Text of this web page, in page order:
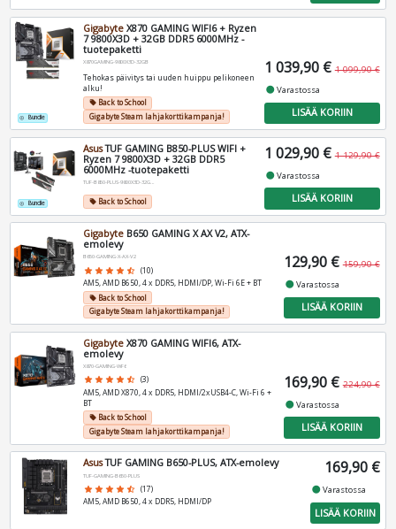
add_circle_outline Bundle
Gigabyte X870 GAMING WIFI6 + Ryzen
7 9800X3D + 32GB DDR5 6000MHz -
tuotepaketti
X870GAMING-9800X3D-32GB
Tehokas päivitys tai uuden huippu pelikoneen
alku!
local_offerBack to School
Gigabyte Steam lahjakorttikampanja!
1 039,90 € 1 099,90 €
fiber_manual_recordVarastossa
LISÄÄ KORIIN
add_circle_outline Bundle
AsusTUF GAMING B850-PLUS WIFI +
Ryzen 7 9800X3D + 32GB DDR5
6000MHz -tuotepaketti
TUF-B850-PLUS-9800X3D-32GBK
local_offerBack to School
1 029,90 € 1 129,90 €
fiber_manual_recordVarastossa
LISÄÄ KORIIN
Gigabyte B650 GAMING X AX V2, ATX-
emolevy
B650-GAMING-X-AX-V2
star star star star star_half (10)
AM5, AMD B650, 4 x DDR5, HDMI/DP, Wi-Fi 6E + BT
local_offerBack to School
Gigabyte Steam lahjakorttikampanja!
129,90 € 159,90 €
fiber_manual_recordVarastossa
LISÄÄ KORIIN
Gigabyte X870 GAMING WIFI6, ATX-
emolevy
X870-GAMING-WF6
star star star star star_half (3)
AM5, AMD X870, 4 x DDR5, HDMI/2xUSB4-C, Wi-Fi 6 +
BT
local_offerBack to School
Gigabyte Steam lahjakorttikampanja!
169,90 € 224,90 €
fiber_manual_recordVarastossa
LISÄÄ KORIIN
AsusTUF GAMING B650-PLUS, ATX-emolevy
TUF-GAMING-B650-PLUS
star star star star star_half (17)
AM5, AMD B650, 4 x DDR5, HDMI/DP
169,90 €
fiber_manual_recordVarastossa
LISÄÄ KORIIN